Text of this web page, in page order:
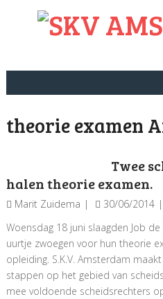
theorie examen
Twee
halen theorie examen.
Marit Zuidema 30/06/2014
Woensdag 18 juni slaagden Job
uurtje zwoegen voor hun theorie
opleiding. S.K.V. Amsterdam
stappen op het gebied van
mee voldoende scheidsrechters